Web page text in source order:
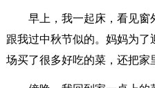
早上，我一起床，看见窗
跟我过中秋节似的。妈妈为
场买了很多好吃的菜，还把家